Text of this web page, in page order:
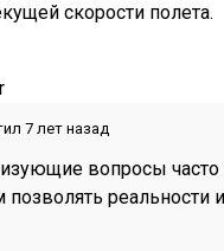
скорости полета.
7 лет назад
вопросы часто
реальности